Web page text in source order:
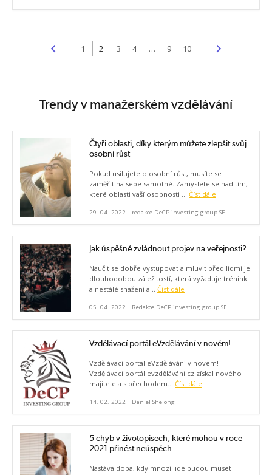
1 2 3 4 … 9 10
Trendy v manažerském vzdělávání
Čtyři oblasti, díky kterým můžete zlepšit svůj
osobní růst
Pokud usilujete o osobní růst, musíte se
zaměřit na sebe samotné. Zamyslete se nad tím,
které oblasti vaší osobnosti ... Číst dále
29. 04. 2022 | redakce DeCP investing group SE
Jak úspěšně zvládnout projev na veřejnosti?
Naučit se dobře vystupovat a mluvit před lidmi je
dlouhodobou záležitostí, která vyžaduje trénink
a nestálé snažení a... Číst dále
05. 04. 2022 | Redakce DeCP investing group SE
Vzdělávací portál eVzdělávání v novém!
Vzdělávací portál eVzdělávání v novém!
Vzdělávací portál evzdělávání.cz získal nového
majitele a s přechodem... Číst dále
14. 02. 2022 | Daniel Shelong
5 chyb v životopisech, které mohou v roce
2021 přinést neúspěch
Nastává doba, kdy mnozí lidé budou muset